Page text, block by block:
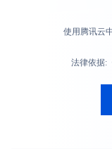
使用腾讯云
法律依据: